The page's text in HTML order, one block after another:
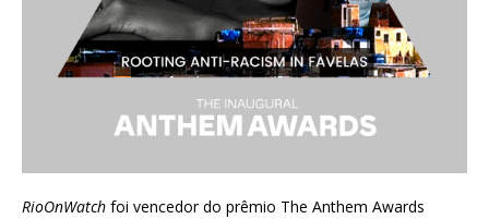
RioOnWatch foi vencedor do prêmio The Anthem Awards